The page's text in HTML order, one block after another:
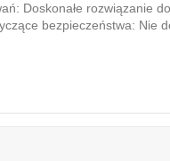
Doskonałe rozwiązanie
bezpieczeństwa: Nie